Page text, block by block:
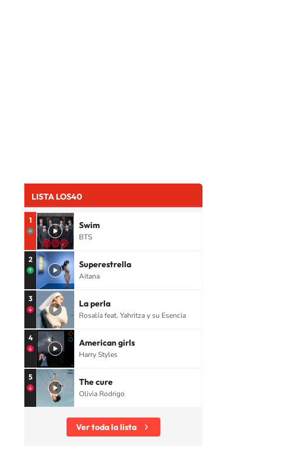
LISTA LOS40
1 Swim
BTS
2 Superestrella
Aitana
3 La perla
Rosalía feat. Yahritza y su Esencia
4 American girls
Harry Styles
5 The cure
Olivia Rodrigo
Ver toda la lista